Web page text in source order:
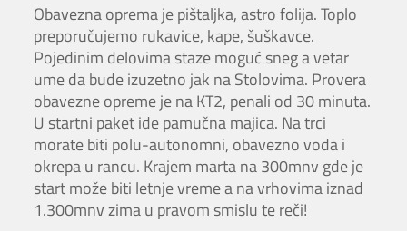
Obavezna oprema je pištaljka, astro folija. Toplo
preporučujemo rukavice, kape, šuškavce.
Pojedinim delovima staze moguć sneg a vetar
ume da bude izuzetno jak na Stolovima. Provera
obavezne opreme je na KT2, penali od 30 minuta.
U startni paket ide pamučna majica. Na trci
morate biti polu-autonomni, obavezno voda i
okrepa u rancu. Krajem marta na 300mnv gde je
start može biti letnje vreme a na vrhovima iznad
1.300mnv zima u pravom smislu te reči!